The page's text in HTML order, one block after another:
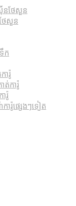
ស៊ីនថែសួន
ថែសួន
ក
ារ៉ូ
ត់ការ៉ូ
រ៉ូ
ារ៉ូផ្សេងៗទៀត